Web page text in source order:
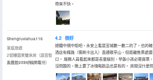
帶來不快。
Shengruxiahua116
家庭旅遊
2號樓園景雙床房（語音智
能客控+75寸投屏電視）
入住於2026年07月
4.2 很好
總體中規中矩吧，永安上看是宣城數一數二的了，也的
酒店有條路（需刷卡出入）直通敬亭山，但距離售票處
口。 服務人員看起來都是長輩級別，早飯小孩必需買票
沒問題的，晚上要了冰塊喝飲品也是有的。 房間沒什麼